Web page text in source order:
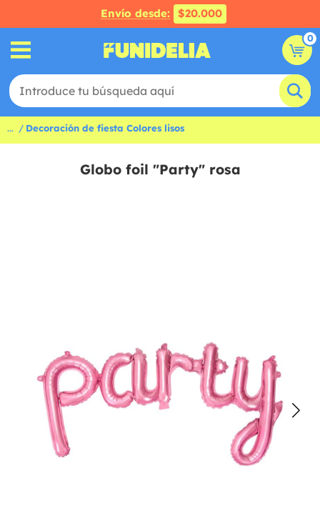
Envío desde: $20.000
0
... Decoración de fiesta Colores lisos
Globo foil "Party" rosa